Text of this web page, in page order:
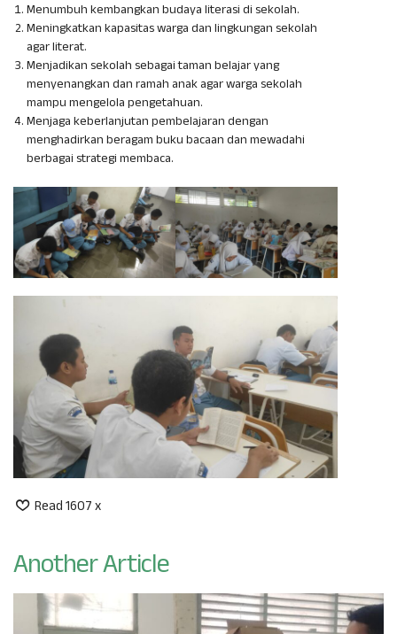
Menumbuh kembangkan budaya literasi di sekolah.
Meningkatkan kapasitas warga dan lingkungan sekolah
agar literat.
Menjadikan sekolah sebagai taman belajar yang
menyenangkan dan ramah anak agar warga sekolah
mampu mengelola pengetahuan.
Menjaga keberlanjutan pembelajaran dengan
menghadirkan beragam buku bacaan dan mewadahi
berbagai strategi membaca.
Read 1607 x
Another Article